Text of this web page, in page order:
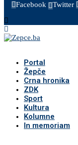
Facebook Twitter
Portal
Žepče
Crna hronika
ZDK
Sport
Kultura
Kolumne
In memoriam